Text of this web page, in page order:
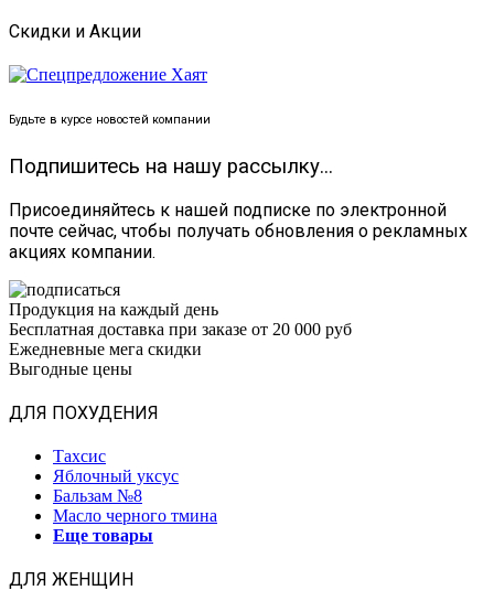
Скидки и Акции
Будьте в курсе новостей компании
Подпишитесь на нашу рассылку...
Присоединяйтесь к нашей подписке по электронной
почте сейчас, чтобы получать обновления о рекламных
акциях компании.
Продукция на каждый день
Бесплатная доставка при заказе от 20 000 руб
Ежедневные мега скидки
Выгодные цены
ДЛЯ ПОХУДЕНИЯ
Тахсис
Яблочный уксус
Бальзам №8
Масло черного тмина
Еще товары
ДЛЯ ЖЕНЩИН